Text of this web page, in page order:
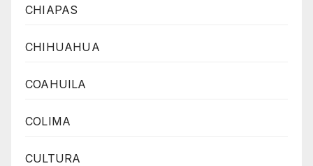
CHIAPAS
CHIHUAHUA
COAHUILA
COLIMA
CULTURA